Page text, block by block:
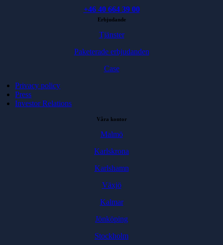
+46 40 664 39 00
Erbjudande
Tjänster
Paketerade erbjudanden
Case
Privacy policy
Press
Investor Relations
Våra kontor
Malmö
Karlskrona
Karlshamn
Växjö
Kalmar
Jönköping
Stockholm